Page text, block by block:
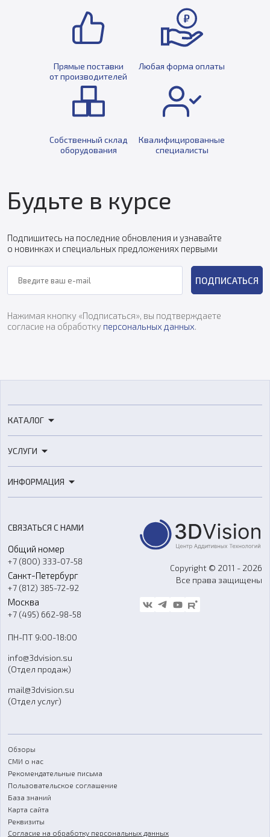
Прямые поставки
от производителей
Любая форма оплаты
Собственный склад
оборудования
Квалифицированные
специалисты
Будьте в курсе
Подпишитесь на последние обновления и узнавайте
о новинках и специальных предложениях первыми
ПОДПИСАТЬСЯ
Нажимая кнопку «Подписаться», вы подтверждаете
согласие на обработку персональных данных
КАТАЛОГ
3D-сканеры
Расходные материалы
Оборудование и материалы для вакуумного литья
Аксессуары и прочее оборудование
Программное обеспечение
УСЛУГИ
3D-моделирование
Ремонт и услуги
ИНФОРМАЦИЯ
О компании
Контакты
Гос. закупки
Стать дилером
Блог
FAQ
СВЯЗАТЬСЯ С НАМИ
Общий номер
+7 (800) 333-07-58
Санкт-Петербург
+7 (812) 385-72-92
Москва
+7 (495) 662-98-58
ПН-ПТ 9:00-18:00
info@3dvision.su
(Отдел продаж)
mail@3dvision.su
(Отдел услуг)
Copyright © 2011 - 2026
Все права защищены
Обзоры
СМИ о нас
Рекомендательные письма
Пользовательское соглашение
База знаний
Карта сайта
Реквизиты
Согласие на обработку персональных данных